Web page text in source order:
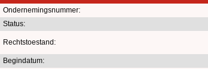
Ondernemingsnummer:
Status:
Rechtstoestand:
Begindatum: